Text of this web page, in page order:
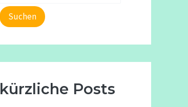
Suchen
kürzliche Posts